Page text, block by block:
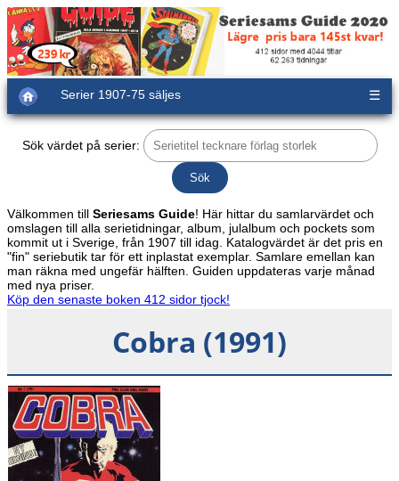
Serier 1907-75 säljes ☰
Sök värdet på serier:
Välkommen till Seriesams Guide! Här hittar du samlarvärdet och
omslagen till alla serietidningar, album, julalbum och pockets som
kommit ut i Sverige, från 1907 till idag. Katalogvärdet är det pris en
"fin" seriebutik tar för ett inplastat exemplar. Samlare emellan kan
man räkna med ungefär hälften. Guiden uppdateras varje månad
med nya priser.
Köp den senaste boken 412 sidor tjock!
Cobra (1991)